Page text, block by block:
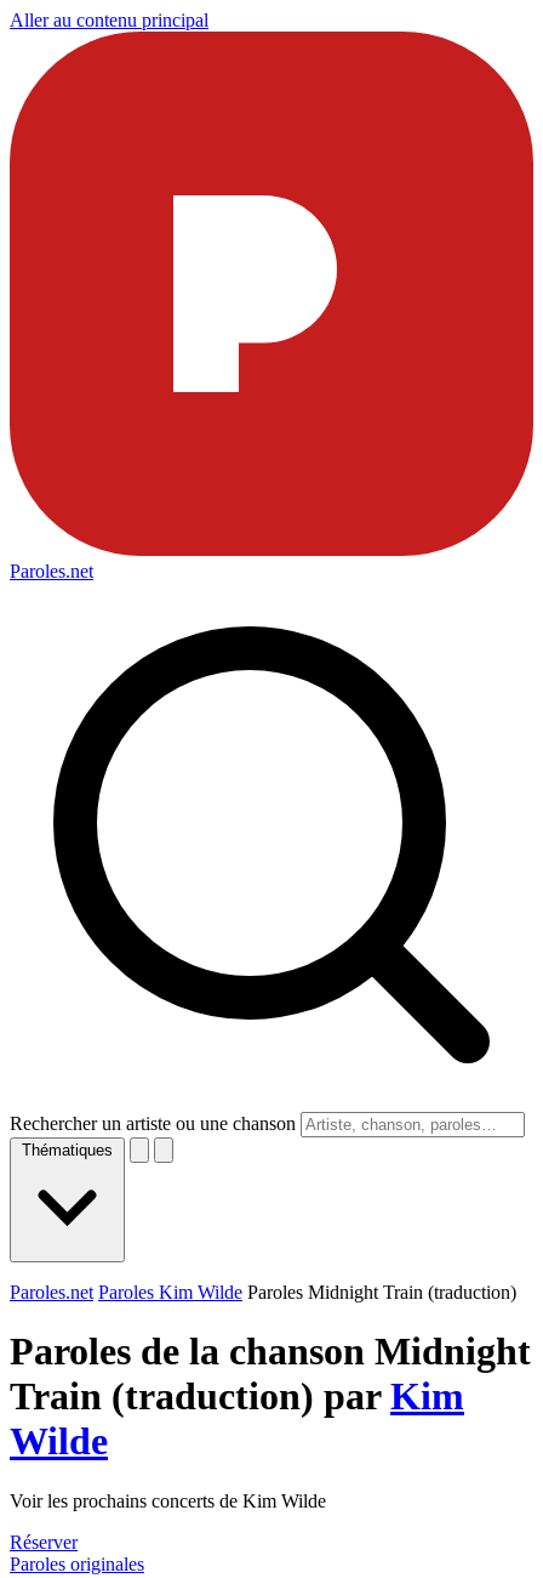
Aller au contenu principal
Paroles.net
Rechercher un artiste ou une chanson
Thématiques
Paroles.net Paroles Kim Wilde Paroles Midnight Train (traduction)
Paroles de la chanson Midnight
Train (traduction) parKim
Wilde
Voir les prochains concerts de Kim Wilde
Réserver
Paroles originales